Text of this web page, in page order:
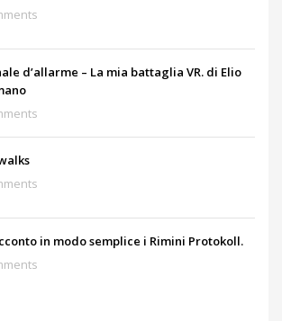
d’allarme – La mia battaglia VR. di Elio
in modo semplice i Rimini Protokoll.